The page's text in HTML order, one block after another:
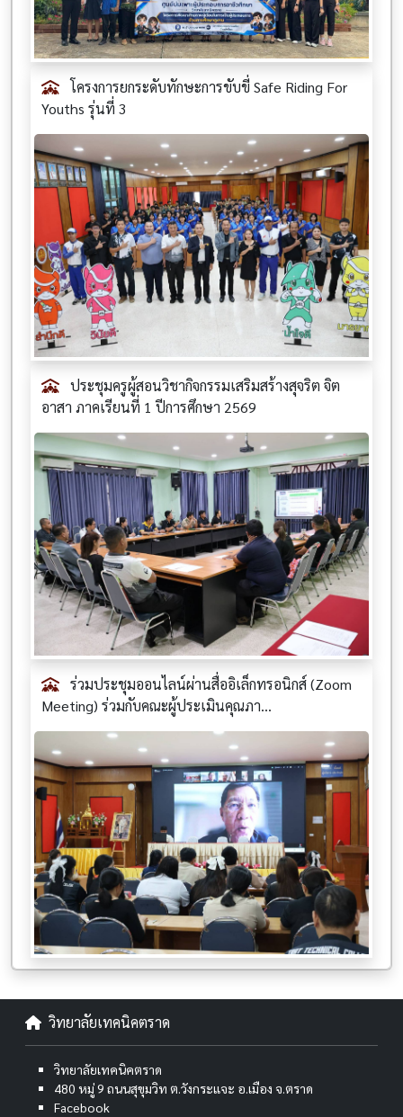
โครงการยกระดับทักษะการขับขี่ Safe Riding For
Youths รุ่นที่ 3
ประชุมครูผู้สอนวิชากิจกรรมเสริมสร้างสุจริต จิต
อาสา ภาคเรียนที่ 1 ปีการศึกษา 2569
ร่วมประชุมออนไลน์ผ่านสื่ออิเล็กทรอนิกส์ (Zoom
Meeting) ร่วมกับคณะผู้ประเมินคุณภา...
วิทยาลัยเทคนิคตราด
วิทยาลัยเทคนิคตราด
480 หมู่ 9 ถนนสุขุมวิท ต.วังกระแจะ อ.เมือง จ.ตราด
Facebook